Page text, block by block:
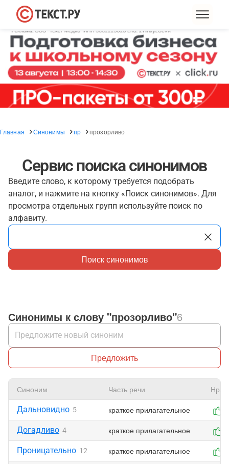
Главная Синонимы пр прозорливо
Сервис поиска синонимов
Введите слово, к которому требуется подобрать
аналог, и нажмите на кнопку «Поиск синонимов». Для
просмотра отдельных групп используйте поиск по
алфавиту.
Поиск синонимов
Синонимы к слову "прозорливо"6
Предложить
Синоним Часть речи
Дальновидно 5 краткое прилагательное
Догадливо 4 краткое прилагательное
Проницательно 12 краткое прилагательное